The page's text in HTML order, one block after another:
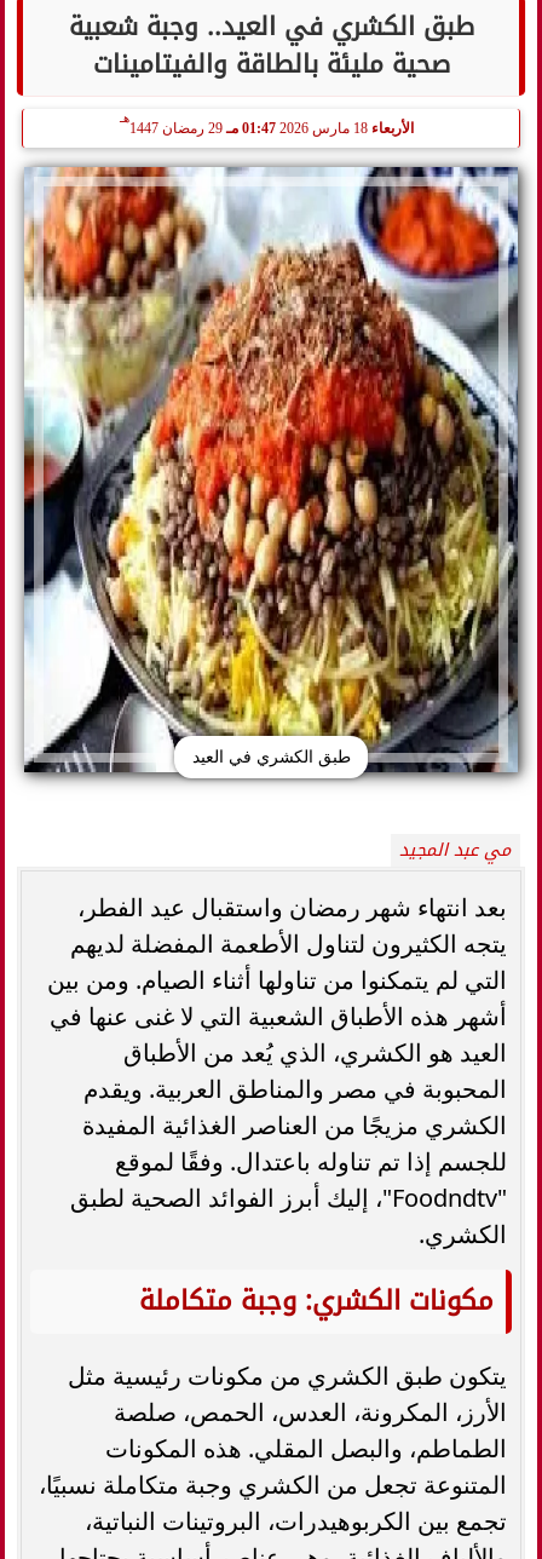
طبق الكشري في العيد.. وجبة شعبية
صحية مليئة بالطاقة والفيتامينات
الأربعاء 18 مارس 2026 01:47 مـ 29 رمضان 1447
هـ
طبق الكشري في العيد
مي عبد المجيد
بعد انتهاء شهر رمضان واستقبال عيد الفطر،
يتجه الكثيرون لتناول الأطعمة المفضلة لديهم
التي لم يتمكنوا من تناولها أثناء الصيام. ومن بين
أشهر هذه الأطباق الشعبية التي لا غنى عنها في
العيد هو الكشري، الذي يُعد من الأطباق
المحبوبة في مصر والمناطق العربية. ويقدم
الكشري مزيجًا من العناصر الغذائية المفيدة
للجسم إذا تم تناوله باعتدال. وفقًا لموقع
"Foodndtv"، إليك أبرز الفوائد الصحية لطبق
الكشري.
مكونات الكشري: وجبة متكاملة
يتكون طبق الكشري من مكونات رئيسية مثل
الأرز، المكرونة، العدس، الحمص، صلصة
الطماطم، والبصل المقلي. هذه المكونات
المتنوعة تجعل من الكشري وجبة متكاملة نسبيًا،
تجمع بين الكربوهيدرات، البروتينات النباتية،